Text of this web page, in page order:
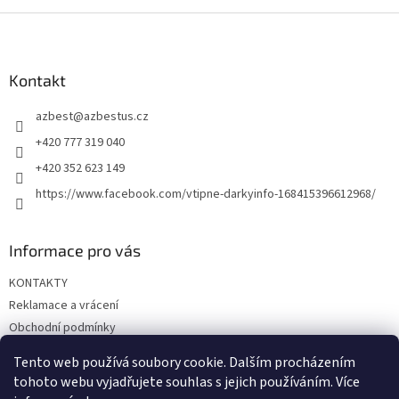
Tento web používá soubory cookie. Dalším procházením
tohoto webu vyjadřujete souhlas s jejich používáním. Více
Kontakt
azbest@azbestus.cz
+420 777 319 040
+420 352 623 149
https://www.facebook.com/vtipne-darkyinfo-168415396612968/
Informace pro vás
KONTAKTY
Reklamace a vrácení
Obchodní podmínky
Doprava a platba